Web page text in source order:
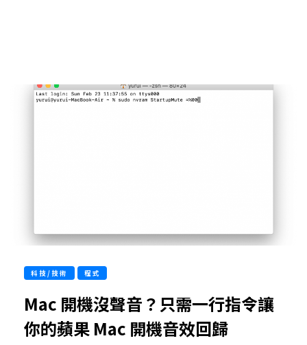
科技/技術 程式
Mac 開機沒聲音？只需一行指令讓
你的蘋果 Mac 開機音效回歸